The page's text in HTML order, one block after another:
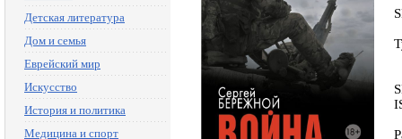
Детская литература
Дом и семья
Еврейский мир
Искусство
История и политика
Медицина и спорт